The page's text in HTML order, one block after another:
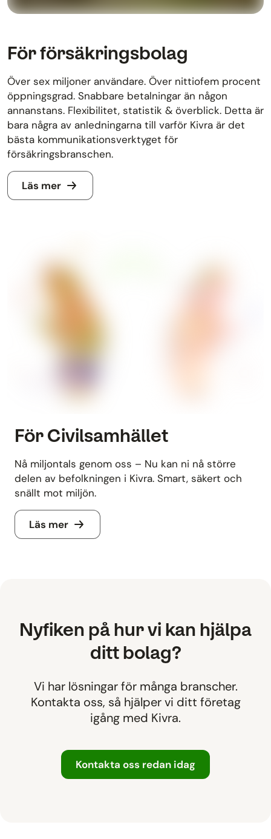
För försäkringsbolag
Över sex miljoner användare. Över nittiofem procent
öppningsgrad. Snabbare betalningar än någon
annanstans. Flexibilitet, statistik & överblick. Detta är
bara några av anledningarna till varför Kivra är det
bästa kommunikationsverktyget för
försäkringsbranschen.
Läs mer
För Civilsamhället
Nå miljontals genom oss – Nu kan ni nå större
delen av befolkningen i Kivra. Smart, säkert och
snällt mot miljön.
Läs mer
Nyfiken på hur vi kan hjälpa
ditt bolag?
Vi har lösningar för många branscher.
Kontakta oss, så hjälper vi ditt företag
igång med Kivra.
Kontakta oss redan idag